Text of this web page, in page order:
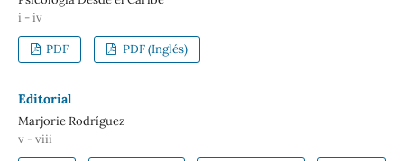
i - iv
PDF PDF (Inglés)
Editorial
Marjorie Rodríguez
v - viii